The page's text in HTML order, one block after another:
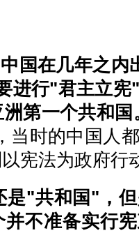
国在几年之内
进行"君主立宪
第一个共和国
当时的中国人
宪法为政府行
是"共和国"，
不准备实行